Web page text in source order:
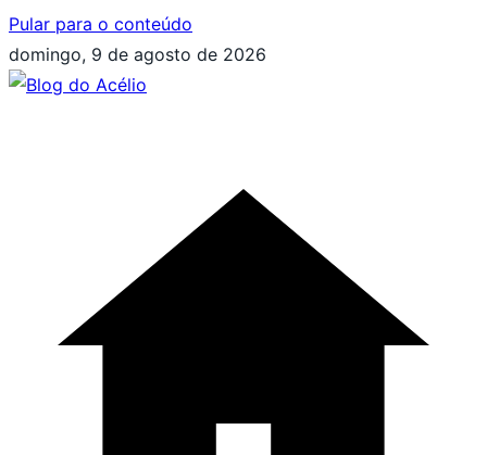
Pular para o conteúdo
domingo, 9 de agosto de 2026